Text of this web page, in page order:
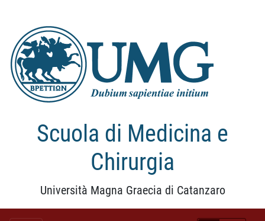
Scuola di Medicina e
Chirurgia
Università Magna Graecia di Catanzaro